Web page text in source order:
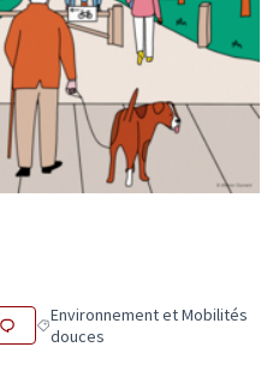
Filtrer les résultats de la
Environnement et Mobilités
douces